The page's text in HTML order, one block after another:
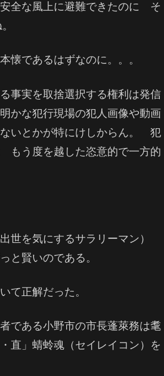
全な風上に避難できたのに そ
であるはずなのに。。。
事実を取捨選択する権利は発信
かな犯行現場の犯人画像や動画
いとかが特にけしからん。 犯
もう度を越した恣意的で一方的
世を気にするサラリーマン）
と賢いのである。
て正解だった。
である小野市の市長蓬萊務は耄
直」蜻蛉魂（セイレイコン）を